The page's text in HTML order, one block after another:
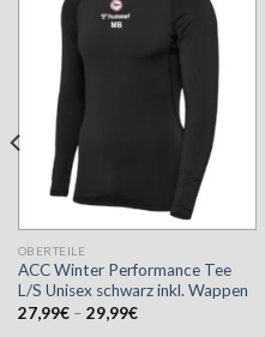
OBERTEILE
ACC Winter Performance Tee
L/S Unisex schwarz inkl. Wappen
27,99€– 29,99€